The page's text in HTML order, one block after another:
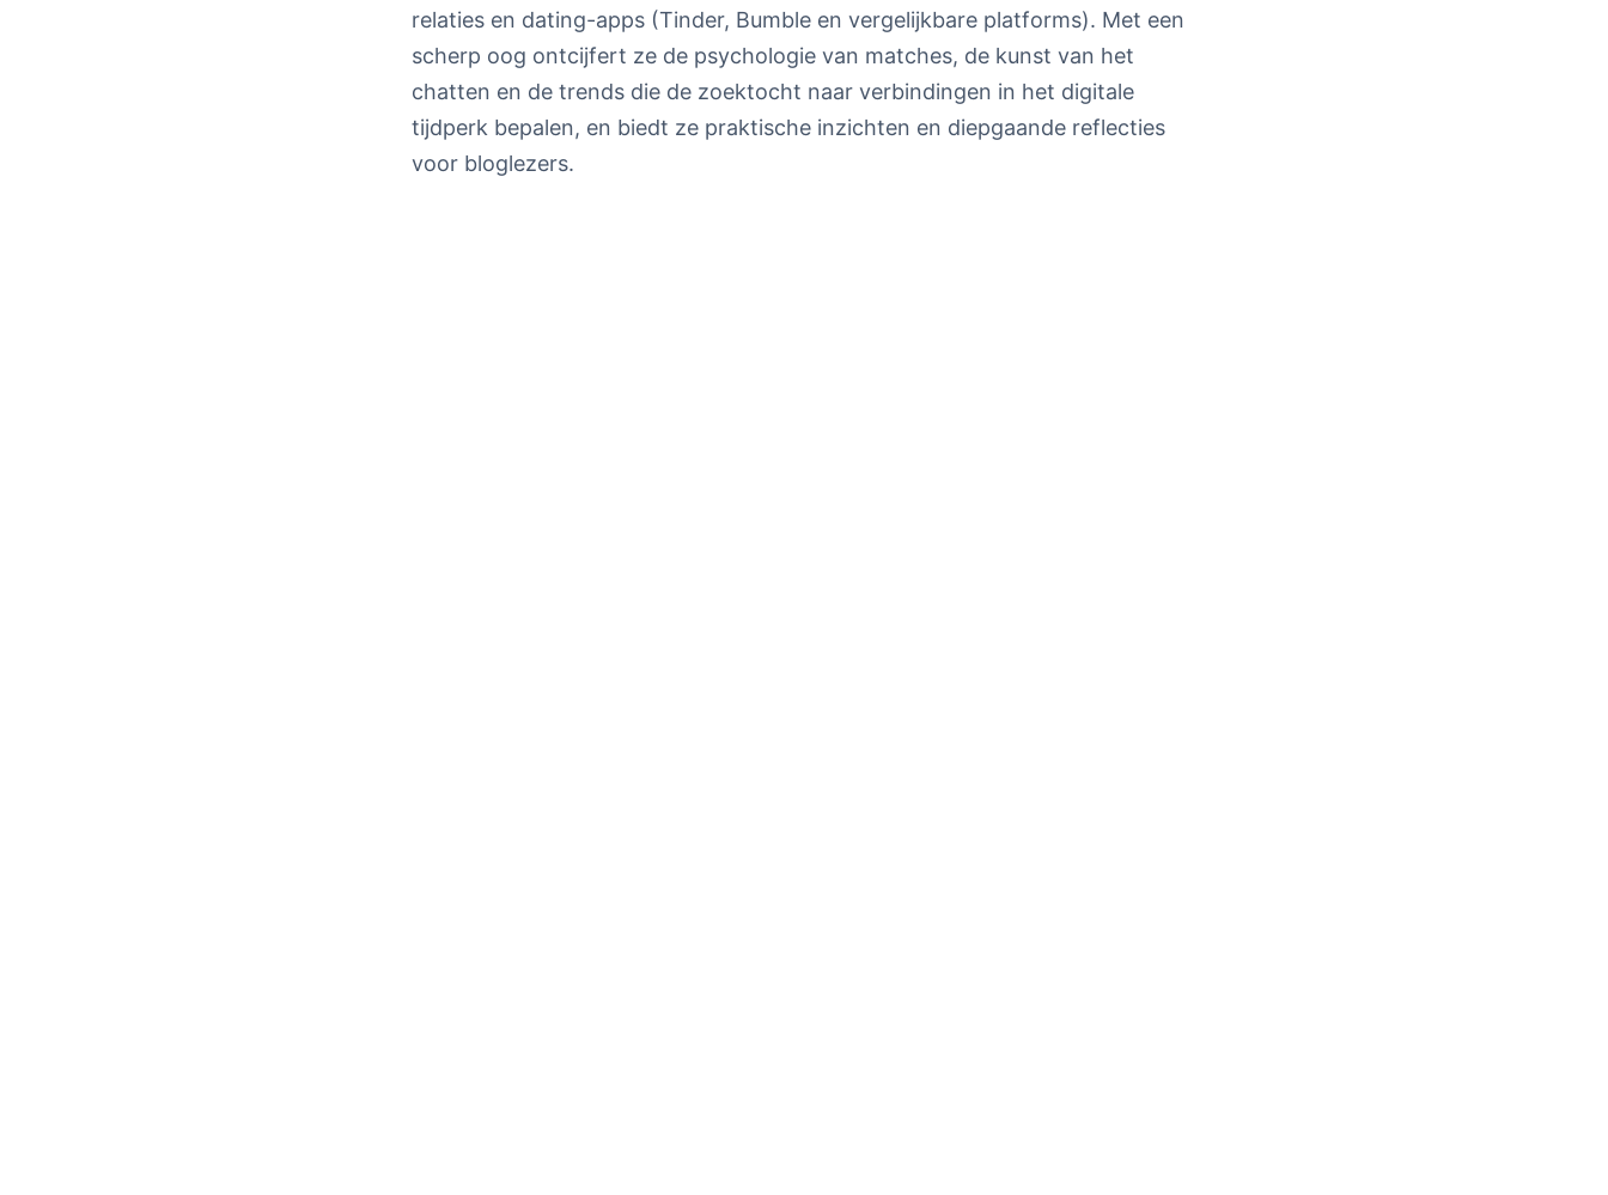
relaties en dating-apps (Tinder, Bumble en vergelijkbare platforms). Met een
scherp oog ontcijfert ze de psychologie van matches, de kunst van het
chatten en de trends die de zoektocht naar verbindingen in het digitale
tijdperk bepalen, en biedt ze praktische inzichten en diepgaande reflecties
voor bloglezers.